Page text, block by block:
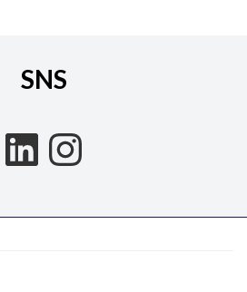
SNS
LinkedIn
Instagram